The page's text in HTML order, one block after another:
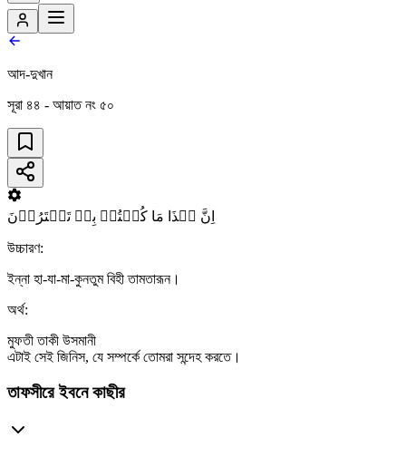
আদ-দুখান
সূরা ৪৪ - আয়াত নং ৫০
اِنَّ ہٰذَا مَا کُنۡتُمۡ بِہٖ تَمۡتَرُوۡنَ
উচ্চারণ:
ইন্না হা-যা-মা-কুনতুম বিহী তামতারূন।
অর্থ:
মুফতী তাকী উসমানী
এটাই সেই জিনিস, যে সম্পর্কে তোমরা সন্দেহ করতে।
তাফসীরে ইবনে কাছীর